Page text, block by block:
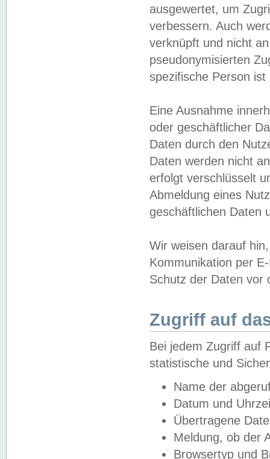
ausgewertet, um
verbessern. Auch
verknüpft und nicht
pseudonymisierten
spezifische Person
Eine Ausnahme
oder geschäftlicher
Daten durch den
Daten werden nicht
erfolgt verschlüsselt
Abmeldung eines
geschäftlichen Daten
Wir weisen darauf
Kommunikation per
Schutz der Daten vor
Zugriff auf
Bei jedem Zugriff auf
statistische und
Name der
Datum und
Übertragene
Meldung, ob der
Browsertyp und